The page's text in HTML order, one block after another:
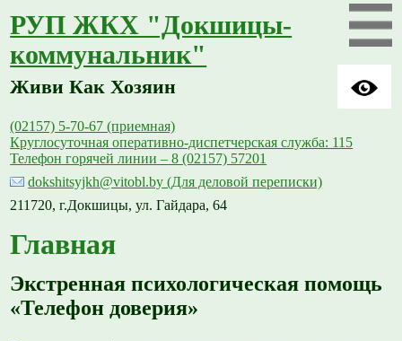
РУП ЖКХ "Докшицы-
коммунальник"
Живи Как Хозяин
(02157) 5-70-67 (приемная)
Круглосуточная оперативно-диспетчерская служба: 115
Телефон горячей линии – 8 (02157) 57201
dokshitsyjkh@vitobl.by (Для деловой переписки)
211720, г.Докшицы, ул. Гайдара, 64
Главная
Экстренная психологическая помощь
«Телефон доверия»